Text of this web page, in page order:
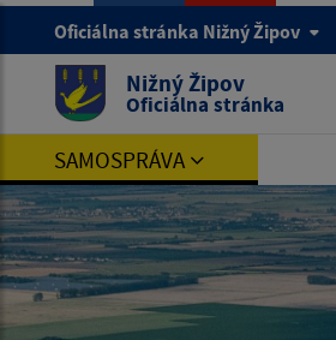
Oficiálna stránka Nižný Žipov
Nižný Žipov
Oficiálna stránka
SAMOSPRÁVA